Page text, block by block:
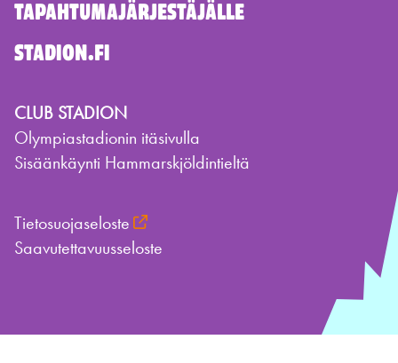
TAPAHTUMAJÄRJESTÄJÄLLE
STADION.FI
CLUB STADION
Olympiastadionin itäsivulla
Sisäänkäynti Hammarskjöldintieltä
Tietosuojaseloste
Saavutettavuusseloste